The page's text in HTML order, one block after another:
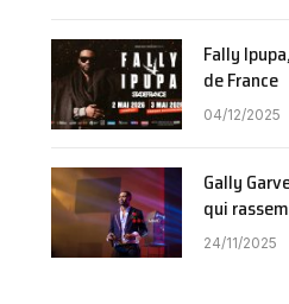
Fally
de France
04/12/2025
Gally
qui
24/11/2025